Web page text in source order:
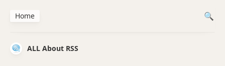
ALL About RSS
Home